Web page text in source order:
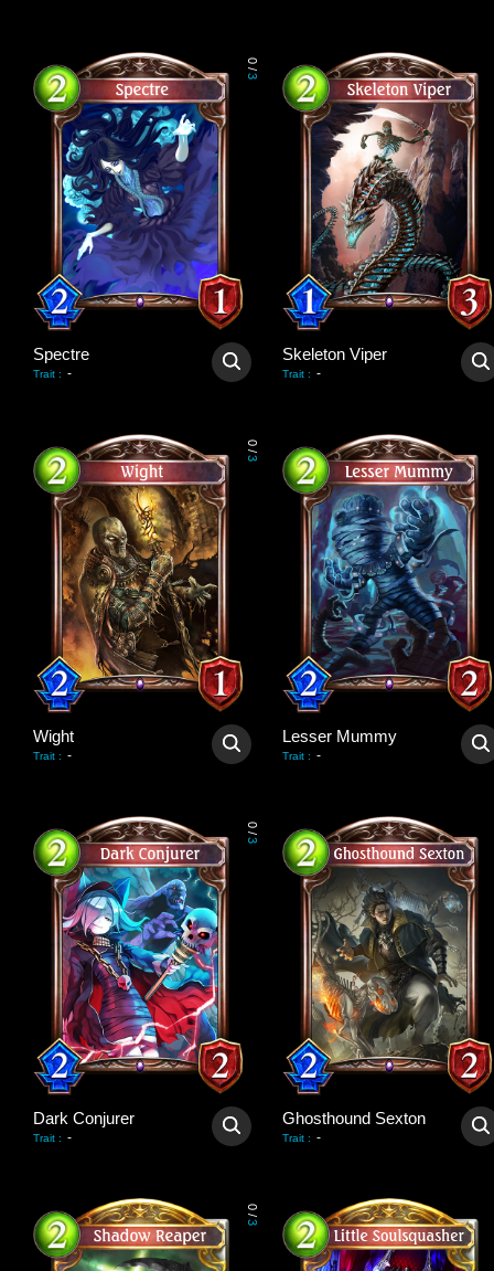
0
/
3
Spectre
Trait : -
Skeleton Viper
Trait : -
0
/
3
Wight
Trait : -
Lesser Mummy
Trait : -
0
/
3
Dark Conjurer
Trait : -
Ghosthound Sexton
Trait : -
0
/
3